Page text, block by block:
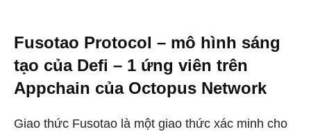
Fusotao Protocol – mô hình sáng
tạo của Defi – 1 ứng viên trên
Appchain của Octopus Network
Giao thức Fusotao là một giao thức xác minh cho